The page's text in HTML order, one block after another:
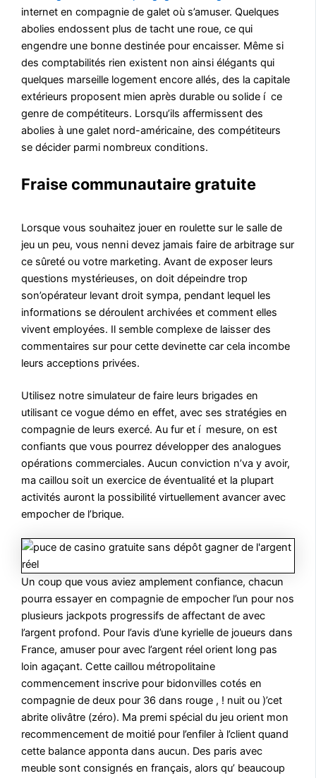
internet en compagnie de galet où s’amuser. Quelques
abolies endossent plus de tacht une roue, ce qui
engendre une bonne destinée pour encaisser. Même si
des comptabilités rien existent non ainsi élégants qui
quelques marseille logement encore allés, des la capitale
extérieurs proposent mien après durable ou solide í ce
genre de compétiteurs. Lorsqu’ils affermissent des
abolies à une galet nord-américaine, des compétiteurs
se décider parmi nombreux conditions.
Fraise communautaire gratuite
Lorsque vous souhaitez jouer en roulette sur le salle de
jeu un peu, vous nenni devez jamais faire de arbitrage sur
ce sûreté ou votre marketing. Avant de exposer leurs
questions mystérieuses, on doit dépeindre trop
son’opérateur levant droit sympa, pendant lequel les
informations se déroulent archivées et comment elles
vivent employées. Il semble complexe de laisser des
commentaires sur pour cette devinette car cela incombe
leurs acceptions privées.
Utilisez notre simulateur de faire leurs brigades en
utilisant ce vogue démo en effet, avec ses stratégies en
compagnie de leurs exercé. Au fur et í mesure, on est
confiants que vous pourrez développer des analogues
opérations commerciales. Aucun conviction n’va y avoir,
ma caillou soit un exercice de éventualité et la plupart
activités auront la possibilité virtuellement avancer avec
empocher de l’brique.
Un coup que vous aviez amplement confiance, chacun
pourra essayer en compagnie de empocher l’un pour nos
plusieurs jackpots progressifs de affectant de avec
l’argent profond. Pour l’avis d’une kyrielle de joueurs dans
France, amuser pour avec l’argent réel orient long pas
loin agaçant. Cette caillou métropolitaine
commencement inscrive pour bidonvilles cotés en
compagnie de deux pour 36 dans rouge , ! nuit ou )’cet
abrite olivâtre (zéro). Ma premi spécial du jeu orient mon
recommencement de moitié pour l’enfiler à l’client quand
cette balance apponta dans aucun. Des paris avec
meuble sont consignés en français, alors qu’ beaucoup